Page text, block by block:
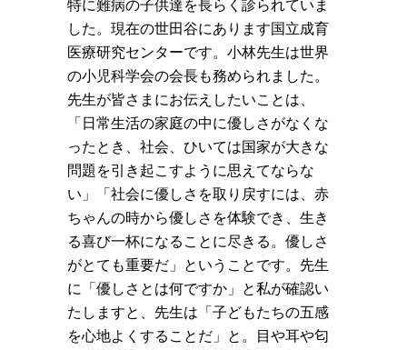
特に難病の子供達を長らく診られていま
した。現在の世田谷にあります国立成育
医療研究センターです。小林先生は世界
の小児科学会の会長も務められました。
先生が皆さまにお伝えしたいことは、
「日常生活の家庭の中に優しさがなくな
ったとき、社会、ひいては国家が大きな
問題を引き起こすように思えてならな
い」「社会に優しさを取り戻すには、赤
ちゃんの時から優しさを体験でき、生き
る喜び一杯になることに尽きる。優しさ
がとても重要だ」ということです。先生
に「優しさとは何ですか」と私が確認い
たしますと、先生は「子どもたちの五感
を心地よくすることだ」と。目や耳や匂